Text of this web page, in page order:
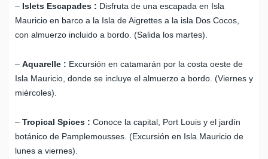
– Islets Escapades : Disfruta de una escapada en Isla
Mauricio en barco a la Isla de Aigrettes a la isla Dos Cocos,
con almuerzo incluido a bordo. (Salida los martes).
– Aquarelle : Excursión en catamarán por la costa oeste de
Isla Mauricio, donde se incluye el almuerzo a bordo. (Viernes y
miércoles).
– Tropical Spices : Conoce la capital, Port Louis y el jardín
botánico de Pamplemousses. (Excursión en Isla Mauricio de
lunes a viernes).